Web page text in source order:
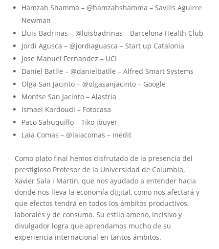
Hamzah Shamma – @hamzahshamma – Savills Aguirre
Newman
Lluis Badrinas – @luisbadrinas – Barcelona Health Club
Jordi Agusca – @jordiaguasca – Start up Catalonia
Jose Manuel Fernandez – UCI
Daniel Batlle – @danielbatlle – Alfred Smart Systems
Olga San Jacinto – @olgasanjacinto – Google
Montse San Jacinto – Alastria
Ismael Kardoudi – Fotocasa
Paco Sahuquillo – Tiko ibuyer
Laia Comas – @laiacomas – Inedit
Como plato final hemos disfrutado de la presencia del
prestigioso Profesor de la Universidad de Columbia,
Xavier Sala i Martin, que nos ayudado a entender hacia
donde nos lleva la economía digital, como nos afectará y
que efectos tendrá en todos los ámbitos productivos,
laborales y de consumo. Su estilo ameno, incisivo y
divulgador logra que aprendamos mucho de su
experiencia internacional en tantos ámbitos.